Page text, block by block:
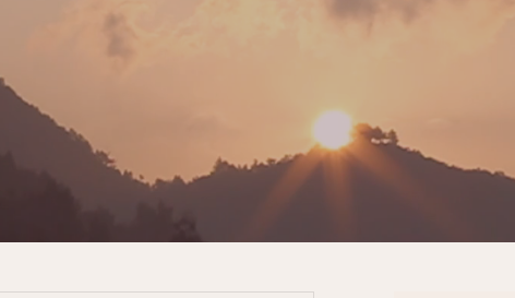
une relation n'est pas
la capacité à se